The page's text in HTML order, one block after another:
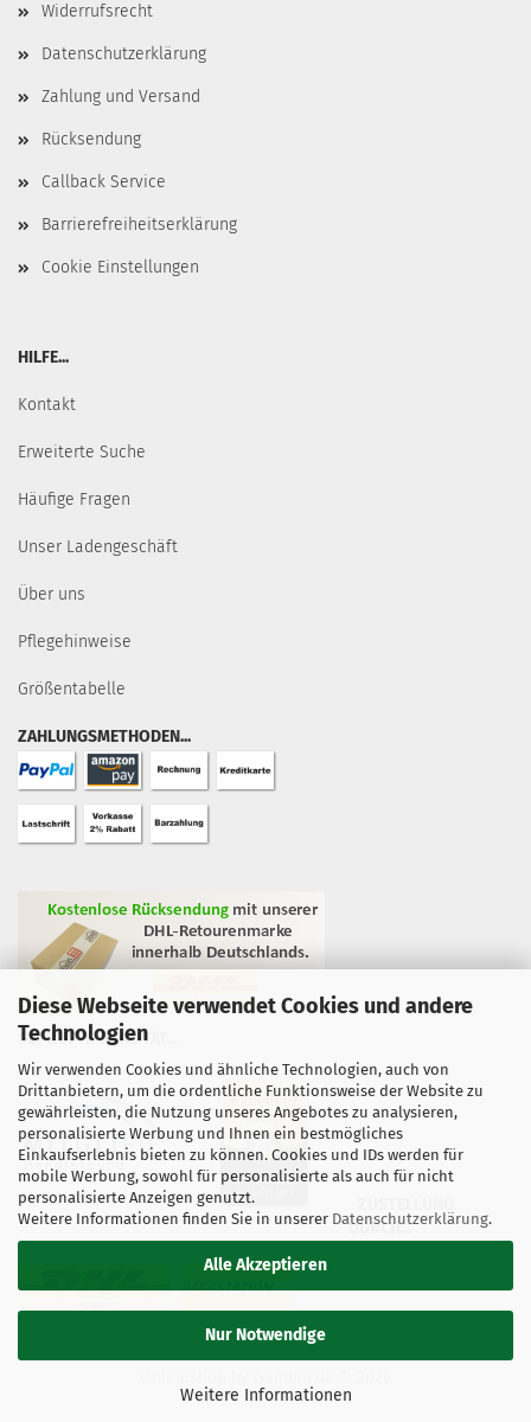
Diese Webseite verwendet Cookies und andere
Technologien
Wir verwenden Cookies und ähnliche Technologien, auch von
Drittanbietern, um die ordentliche Funktionsweise der Website zu
gewährleisten, die Nutzung unseres Angebotes zu analysieren,
personalisierte Werbung und Ihnen ein bestmögliches
Einkaufserlebnis bieten zu können. Cookies und IDs werden für
mobile Werbung, sowohl für personalisierte als auch für nicht
personalisierte Anzeigen genutzt.
Weitere Informationen finden Sie in unserer Datenschutzerklärung.
Alle Akzeptieren
Nur Notwendige
Weitere Informationen
Widerrufsrecht
Datenschutzerklärung
Zahlung und Versand
Rücksendung
Callback Service
Barrierefreiheitserklärung
Cookie Einstellungen
HILFE...
Kontakt
Erweiterte Suche
Häufige Fragen
Unser Ladengeschäft
Über uns
Pflegehinweise
Größentabelle
ZAHLUNGSMETHODEN...
GEPRÜFTE QUALITÄT...
DURCH...